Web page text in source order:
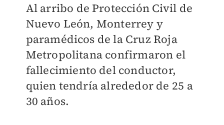
Al arribo de Protección Civil de
Nuevo León, Monterrey y
paramédicos de la Cruz Roja
Metropolitana confirmaron el
fallecimiento del conductor,
quien tendría alrededor de 25 a
30 años.